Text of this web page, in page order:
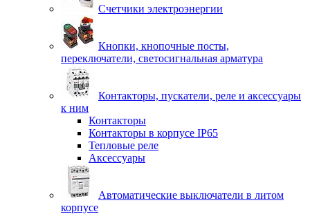
Счетчики электроэнергии
Кнопки, кнопочные посты,
переключатели, светосигнальная арматура
Контакторы, пускатели, реле и аксессуары
к ним
Контакторы
Контакторы в корпусе IP65
Тепловые реле
Аксессуары
Автоматические выключатели в литом
корпусе